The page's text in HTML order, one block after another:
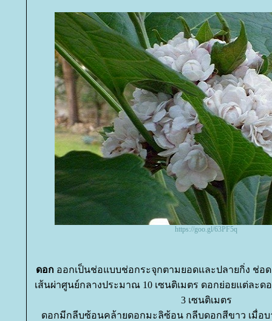
https://goo.gl/63PF5q
ดอก ออกเป็นช่อแบบช่อกระจุกตามยอดและปลายกิ่ง ช่อ
เส้นผ่าศูนย์กลางประมาณ 10 เซนติเมตร ดอกย่อยแต่ละด
3 เซนติเมตร
ดอกมีกลีบซ้อนคล้ายดอกมะลิซ้อน กลีบดอกสีขาว เมื่อบ